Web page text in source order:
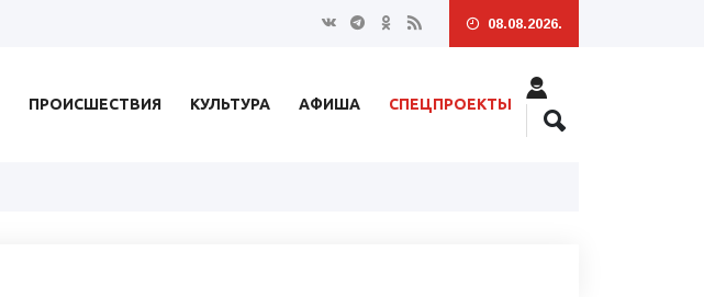
08.08.2026.
ПРОИСШЕСТВИЯ КУЛЬТУРА АФИША СПЕЦПРОЕКТЫ